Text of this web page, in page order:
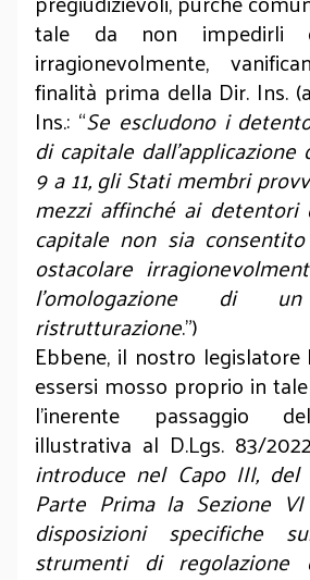
tale da non impedirli
irragionevolmente,
finalità prima della Dir. Ins.
Ins.: “Se escludono i
di capitale
9 a 11, gli Stati membri
mezzi affinché ai
capitale non sia
ostacolare
l'omologazione di
ristrutturazione.”)
Ebbene, il nostro
essersi mosso proprio in
l’inerente passaggio
illustrativa al D.Lgs. 83/
introduce nel Capo III,
Parte Prima la Sezione
disposizioni specifiche
strumenti di